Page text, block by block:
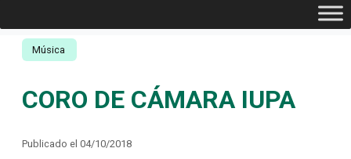
Música
CORO DE CÁMARA IUPA
Publicado el 04/10/2018